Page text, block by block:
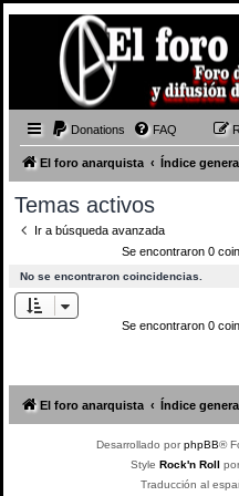
Donations FAQ
El foro anarquista Índice
Temas activos
Ir a búsqueda avanzada
Se encontraron 0
No se encontraron coincidencias.
Se encontraron 0
El foro anarquista Índice
Desarrollado porphpBB®
Style Rock'n Roll
Traducción al